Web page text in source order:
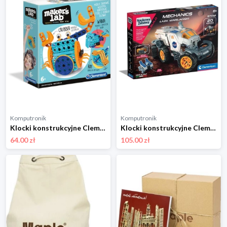
Komputronik
Klocki konstrukcyjne Clementoni Maker's Lab Zwierzęta morskie 50661
64.00 zł
Komputronik
Klocki konstrukcyjne Clementoni Łazik Marsjański 50729
105.00 zł